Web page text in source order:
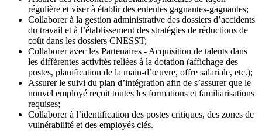
régulière et viser à établir des ententes gagnantes-gagnantes;
Collaborer à la gestion administrative des dossiers d’accidents
du travail et à l’établissement des stratégies de réductions de
coût dans les dossiers CNESST;
Collaborer avec les Partenaires - Acquisition de talents dans
les différentes activités reliées à la dotation (affichage des
postes, planification de la main-d’œuvre, offre salariale, etc.);
Assurer le suivi du plan d’intégration afin de s’assurer que le
nouvel employé reçoit toutes les formations et familiarisations
requises;
Collaborer à l’identification des postes critiques, des zones de
vulnérabilité et des employés clés.